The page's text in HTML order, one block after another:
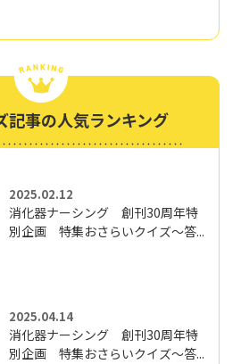
記事の人気ランキング
2025.02.12
消化器ナーシング 創刊30周年特
別企画 特集おさらいクイズ～答...
2025.04.14
消化器ナーシング 創刊30周年特
別企画 特集おさらいクイズ～答...